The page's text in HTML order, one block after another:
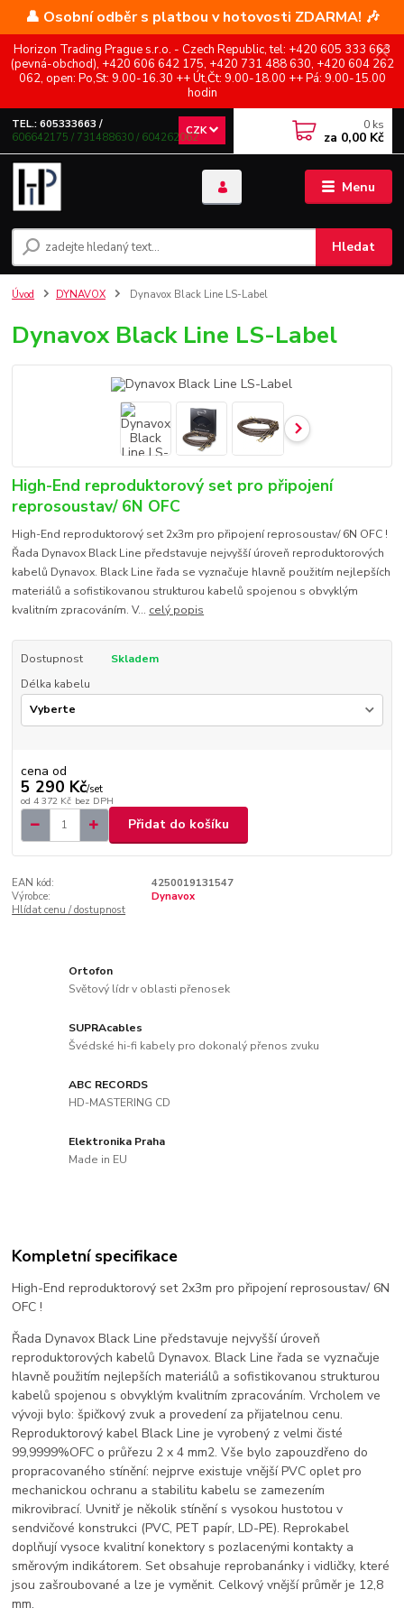
👤 Osobní odběr s platbou v hotovosti ZDARMA! 🎶
Horizon Trading Prague s.r.o. - Czech Republic, tel: +420 605 333 663
(pevná-obchod), +420 606 642 175, +420 731 488 630, +420 604 262
062, open: Po,St: 9.00-16.30 ++ Út,Čt: 9.00-18.00 ++ Pá: 9.00-15.00
hodin
Menu
CZK
Hledat
TEL.: 605333663 /
606642175 / 731488630 / 604262062
0 ks
za 0,00 Kč
Úvod DYNAVOX Dynavox Black Line LS-Label
Dynavox Black Line LS-Label
High-End reproduktorový set pro připojení
reprosoustav/ 6N OFC
High-End reproduktorový set 2x3m pro připojení reprosoustav/ 6N OFC !
Řada Dynavox Black Line představuje nejvyšší úroveň reproduktorových
kabelů Dynavox. Black Line řada se vyznačuje hlavně použitím nejlepších
materiálů a sofistikovanou strukturou kabelů spojenou s obvyklým
kvalitním zpracováním. V... celý popis
Dostupnost
Skladem
Délka kabelu
cena od
5 290 Kč/set
od 4 372 Kč bez DPH
Přidat do košíku
EAN kód:
4250019131547
Výrobce:
Dynavox
Hlídat cenu / dostupnost
Ortofon
Světový lídr v oblasti přenosek
SUPRAcables
Švédské hi-fi kabely pro dokonalý přenos zvuku
ABC RECORDS
HD-MASTERING CD
Elektronika Praha
Made in EU
Kompletní specifikace
High-End reproduktorový set 2x3m pro připojení reprosoustav/ 6N
OFC !
Řada Dynavox Black Line představuje nejvyšší úroveň
reproduktorových kabelů Dynavox. Black Line řada se vyznačuje
hlavně použitím nejlepších materiálů a sofistikovanou strukturou
kabelů spojenou s obvyklým kvalitním zpracováním. Vrcholem ve
vývoji bylo: špičkový zvuk a provedení za přijatelnou cenu.
Reproduktorový kabel Black Line je vyrobený z velmi čisté
99,9999%OFC o průřezu 2 x 4 mm2. Vše bylo zapouzdřeno do
propracovaného stínění: nejprve existuje vnější PVC oplet pro
mechanickou ochranu a stabilitu kabelu se zamezením
mikrovibrací. Uvnitř je několik stínění s vysokou hustotou v
sendvičové konstrukci (PVC, PET papír, LD-PE). Reprokabel
doplňují vysoce kvalitní konektory s pozlacenými kontakty a
směrovým indikátorem. Set obsahuje reprobanánky i vidličky, které
jsou zašroubované a lze je vyměnit. Celkový vnější průměr je 12,8
mm.